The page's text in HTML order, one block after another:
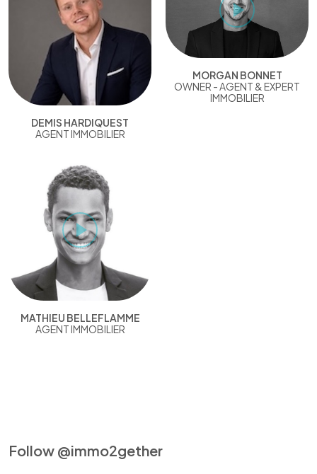
DEMIS HARDIQUEST
AGENT IMMOBILIER
MORGAN BONNET
OWNER - AGENT & EXPERT
IMMOBILIER
MATHIEU BELLEFLAMME
AGENT IMMOBILIER
Follow @immo2gether